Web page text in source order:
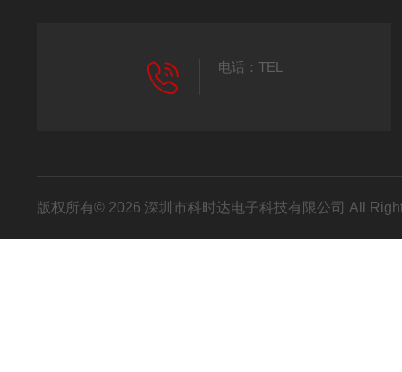
电话：TEL
版权所有© 2026 深圳市科时达电子科技有限公司 All